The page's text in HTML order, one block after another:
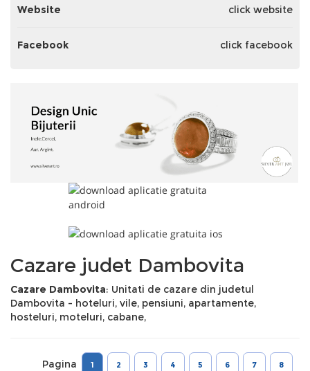
Website click website
Facebook click facebook
Cazare judet Dambovita
Cazare Dambovita: Unitati de cazare din judetul
Dambovita - hoteluri, vile, pensiuni, apartamente,
hosteluri, moteluri, cabane,
Pagina 1 2 3 4 5 6 7 8